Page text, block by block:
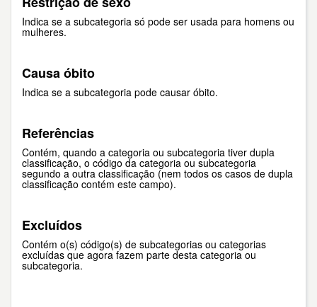
Indica se a subcategoria só pode ser usada para homens ou
mulheres.
Causa óbito
Indica se a subcategoria pode causar óbito.
Referências
Contém, quando a categoria ou subcategoria tiver dupla
classificação, o código da categoria ou subcategoria
segundo a outra classificação (nem todos os casos de dupla
classificação contém este campo).
Excluídos
Contém o(s) código(s) de subcategorias ou categorias
excluídas que agora fazem parte desta categoria ou
subcategoria.